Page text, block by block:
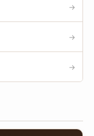
→
→
→